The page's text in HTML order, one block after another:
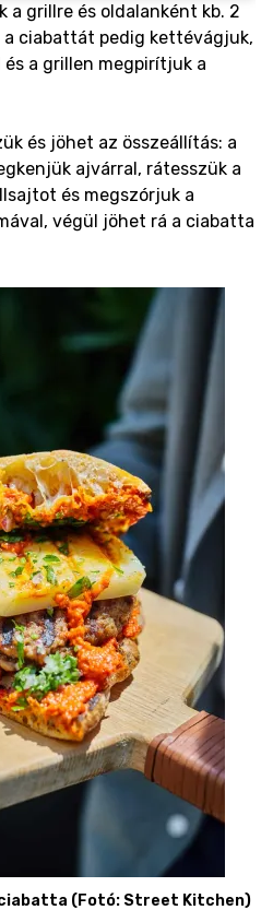
a grillre és oldalanként kb. 2
ciabattát pedig kettévágjuk,
a grillen megpirítjuk a
és jöhet az összeállítás: a
ajvárral, rátesszük a
és megszórjuk a
végül jöhet rá a ciabatta
(Fotó: Street Kitchen)